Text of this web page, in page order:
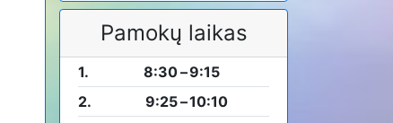
Pamokų laikas
1. 8:30–9:15
2.
9:25–10:10